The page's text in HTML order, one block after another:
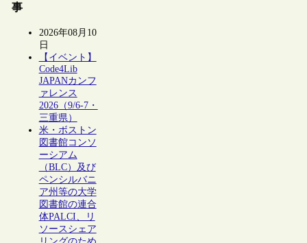
事
2026年08月10
日
【イベント】
Code4Lib
JAPANカンフ
ァレンス
2026（9/6-7・
三重県）
米・ボストン
図書館コンソ
ーシアム
（BLC）及び
ペンシルバニ
ア州等の大学
図書館の連合
体PALCI、リ
ソースシェア
リングのため